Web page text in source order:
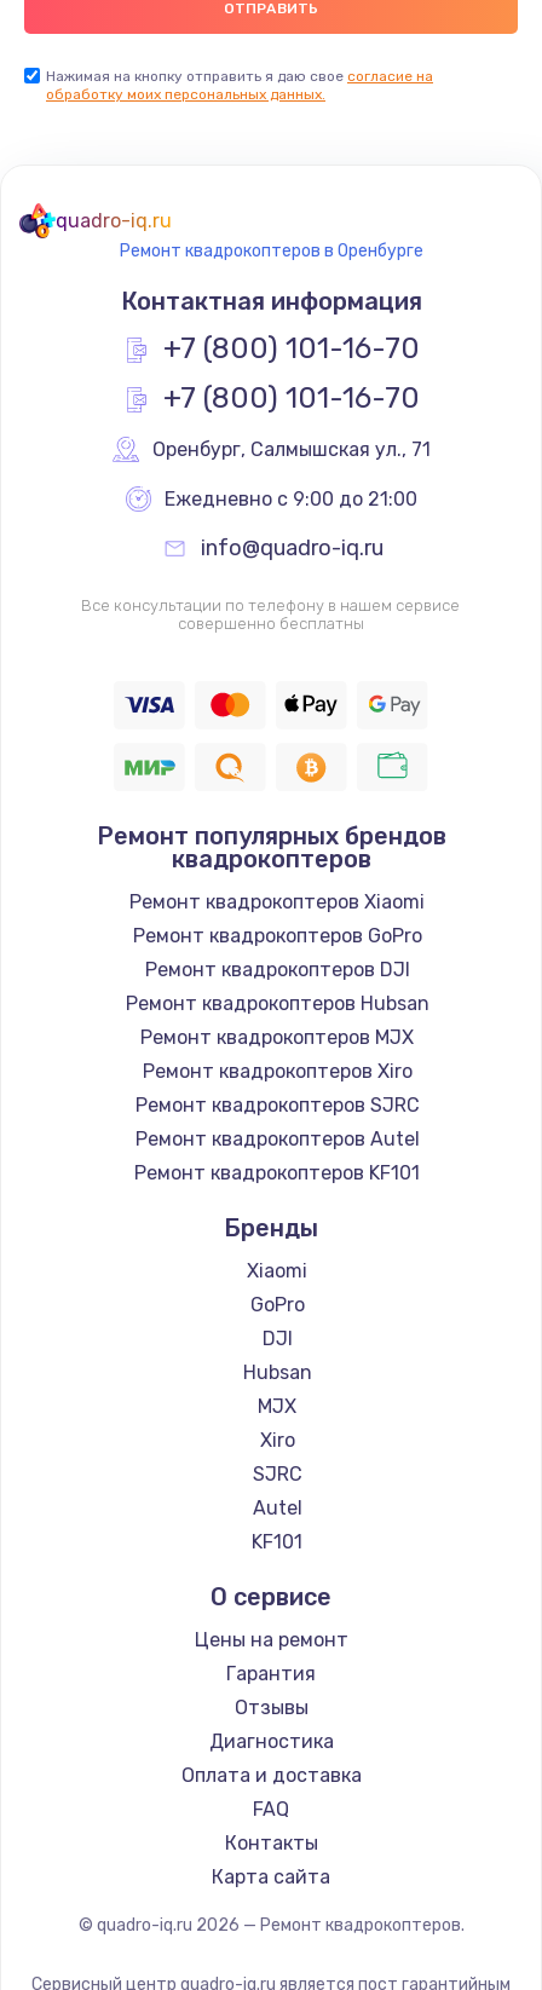
Нажимая на кнопку отправить я даю свое согласие на
обработку моих персональных данных.
quadro-iq.ru
Ремонт квадрокоптеров в Оренбурге
Контактная информация
+7 (800) 101-16-70
+7 (800) 101-16-70
Оренбург, Салмышская ул., 71
Ежедневно с 9:00 до 21:00
info@quadro-iq.ru
Все консультации по телефону в нашем сервисе
совершенно бесплатны
Ремонт популярных брендов
квадрокоптеров
Ремонт квадрокоптеров Xiaomi
Ремонт квадрокоптеров GoPro
Ремонт квадрокоптеров DJI
Ремонт квадрокоптеров Hubsan
Ремонт квадрокоптеров MJX
Ремонт квадрокоптеров Xiro
Ремонт квадрокоптеров SJRC
Ремонт квадрокоптеров Autel
Ремонт квадрокоптеров KF101
Бренды
Xiaomi
GoPro
DJI
Hubsan
MJX
Xiro
SJRC
Autel
KF101
О сервисе
Цены на ремонт
Гарантия
Отзывы
Диагностика
Оплата и доставка
FAQ
Контакты
Карта сайта
© quadro-iq.ru 2026 — Ремонт квадрокоптеров.
Сервисный центр quadro-iq.ru является пост гарантийным